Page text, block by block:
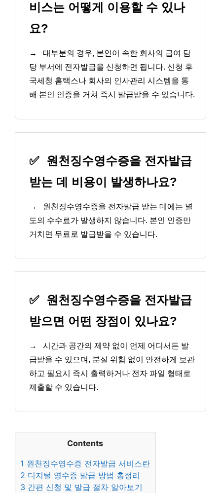
비스는 어떻게 이용할 수 있나
요?
→
대부분의 경우, 본인이 속한 회사의 급여 담
당 부서에 전자발급을 신청하면 됩니다. 신청 후
국세청 홈택스나 회사의 인사관리 시스템을 통
해 본인 인증을 거쳐 즉시 발급받을 수 있습니다.
✅
원천징수영수증을 전자발급
받는 데 비용이 발생하나요?
→
원천징수영수증을 전자발급 받는 데에는 별
도의 수수료가 발생하지 않습니다. 본인 인증만
거치면 무료로 발급받을 수 있습니다.
✅
원천징수영수증을 전자발급
받으면 어떤 장점이 있나요?
→
시간과 공간의 제약 없이 언제 어디서든 발
급받을 수 있으며, 분실 위험 없이 안전하게 보관
하고 필요시 즉시 출력하거나 전자 파일 형태로
제출할 수 있습니다.
Contents
1 원천징수영수증 전자발급 서비스란
2 디지털 영수증 발급 방법 총정리
3 간편 신청 및 발급 절차 알아보기